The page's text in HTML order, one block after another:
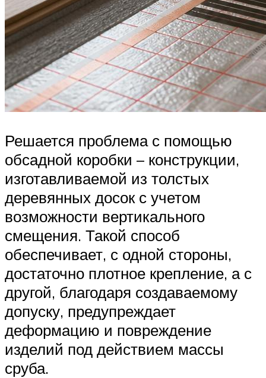
Решается проблема с помощью
обсадной коробки – конструкции,
изготавливаемой из толстых
деревянных досок с учетом
возможности вертикального
смещения. Такой способ
обеспечивает, с одной стороны,
достаточно плотное крепление, а с
другой, благодаря создаваемому
допуску, предупреждает
деформацию и повреждение
изделий под действием массы
сруба.